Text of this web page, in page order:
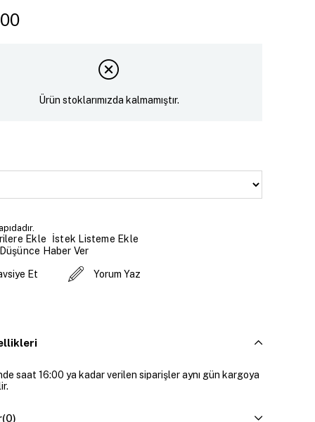
Ürün stoklarımızda kalmamıştır.
Ekle
İstek Listeme Ekle
Haber Ver
Et Yorum Yaz
saat 16:00 ya kadar verilen siparişler aynı gün kargoya
(0)